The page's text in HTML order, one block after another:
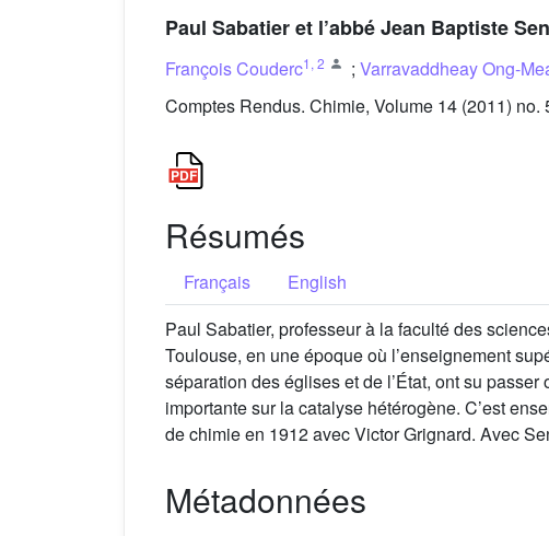
Paul Sabatier et l’abbé Jean Baptiste
François Couderc1 , 2 ; Varravaddheay Ong-
Comptes Rendus. Chimie, Volume 14 (2011) no.
Résumés
Français
English
Paul Sabatier, professeur à la faculté des
Toulouse, en une époque où l’enseignement
séparation des églises et de l’État, ont su
importante sur la catalyse hétérogène. C’est
de chimie en 1912 avec Victor Grignard. Avec
Métadonnées